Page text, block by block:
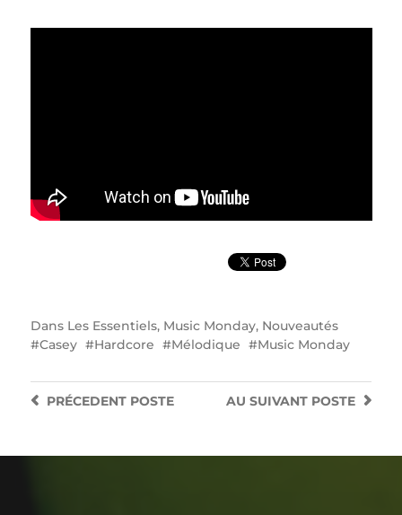
Dans Les Essentiels, Music Monday, Nouveautés
Casey
Hardcore Mélodique Music Monday
AU SUIVANT POSTE
PRÉCEDENTPOSTE